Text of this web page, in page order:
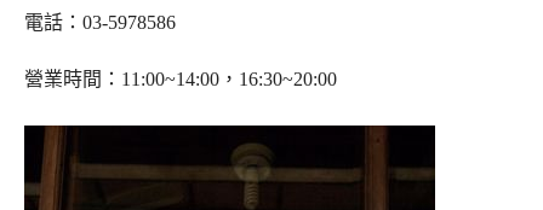
電話：03-5978586
營業時間 ：11:00~14:00，16:30~20:00